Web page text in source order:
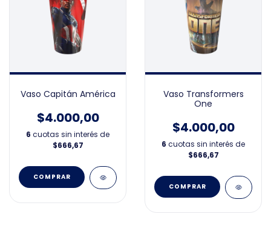
Vaso Capitán América
$4.000,00
6 cuotas sin interés de
$666,67
Vaso Transformers
One
$4.000,00
6 cuotas sin interés de
$666,67